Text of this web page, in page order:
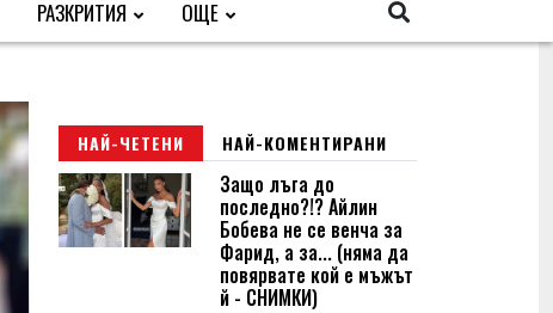
РАЗКРИТИЯ ОЩЕ
НАЙ-ЧЕТЕНИ НАЙ-КОМЕНТИРАНИ
Защо лъга до
последно?!? Айлин
Бобева не се венча за
Фарид, а за... (няма да
повярвате кой е мъжът
й - СНИМКИ)